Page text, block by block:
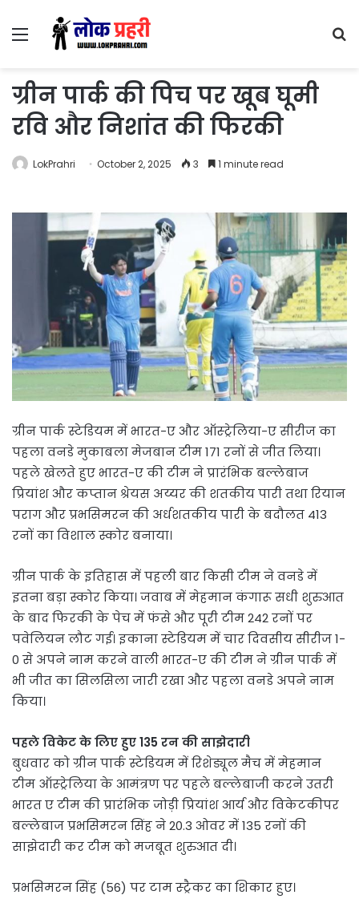
Menu
ग्रीन पार्क की पिच पर खूब घूमी
रवि और निशांत की फिरकी
LokPrahri October 2, 2025 3 1 minute read
ग्रीन पार्क स्टेडियम में भारत-ए और ऑस्ट्रेलिया-ए सीरीज का
पहला वनडे मुकाबला मेजबान टीम 171 रनों से जीत लिया।
पहले खेलते हुए भारत-ए की टीम ने प्रारंभिक बल्लेबाज
प्रियांश और कप्तान श्रेयस अय्यर की शतकीय पारी तथा रियान
पराग और प्रभसिमरन की अर्धशतकीय पारी के बदौलत 413
रनों का विशाल स्कोर बनाया।
ग्रीन पार्क के इतिहास में पहली बार किसी टीम ने वनडे में
इतना बड़ा स्कोर किया। जवाब में मेहमान कंगारू सधी शुरुआत
के बाद फिरकी के पेच में फंसे और पूरी टीम 242 रनों पर
पवेलियन लौट गई। इकाना स्टेडियम में चार दिवसीय सीरीज 1-
0 से अपने नाम करने वाली भारत-ए की टीम ने ग्रीन पार्क में
भी जीत का सिलसिला जारी रखा और पहला वनडे अपने नाम
किया।
पहले विकेट के लिए हुए 135 रन की साझेदारी
बुधवार को ग्रीन पार्क स्टेडियम में रिशेड्यूल मैच में मेहमान
टीम ऑस्ट्रेलिया के आमंत्रण पर पहले बल्लेबाजी करने उतरी
भारत ए टीम की प्रारंभिक जोड़ी प्रियांश आर्य और विकेटकीपर
बल्लेबाज प्रभसिमरन सिंह ने 20.3 ओवर में 135 रनों की
साझेदारी कर टीम को मजबूत शुरुआत दी।
प्रभसिमरन सिंह (56) पर टाम स्ट्रैकर का शिकार हुए।